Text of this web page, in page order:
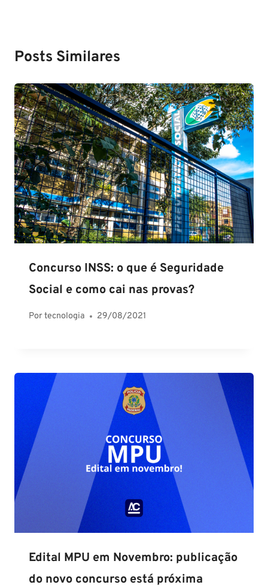
Posts Similares
Concurso INSS: o que é Seguridade
Social e como cai nas provas?
Portecnologia 29/08/2021
Edital MPU em Novembro: publicação
do novo concurso está próxima